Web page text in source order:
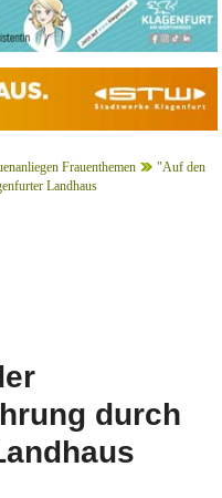
Frauenthemen
"Auf den
Landhaus
durch